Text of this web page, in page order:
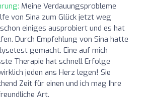
Meine Verdauungsprobleme
von Sina zum Glück jetzt weg
einiges ausprobiert und es hat
Durch Empfehlung von Sina hatte
gemacht. Eine auf mich
Therapie hat schnell Erfolge
jeden ans Herz legen! Sie
Zeit für einen und ich mag Ihre
Art.